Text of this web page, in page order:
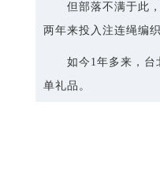
但部落不满于此，
两年来投入注连绳编
如今1年多来，台北
单礼品。